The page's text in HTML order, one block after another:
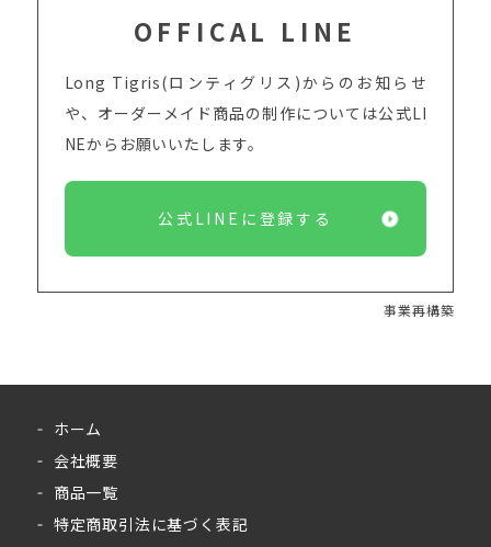
OFFICAL LINE
Long Tigris(ロンティグリス)からのお知らせ
や、オーダーメイド商品の制作については公式LI
NEからお願いいたします。
公式LINEに登録する
事業再構築
ホーム
会社概要
商品一覧
特定商取引法に基づく表記